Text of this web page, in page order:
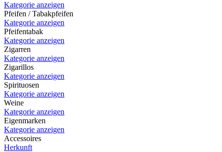
Kategorie anzeigen
Pfeifen / Tabakpfeifen
Kategorie anzeigen
Pfeifentabak
Kategorie anzeigen
Zigarren
Kategorie anzeigen
Zigarillos
Kategorie anzeigen
Spirituosen
Kategorie anzeigen
Weine
Kategorie anzeigen
Eigenmarken
Kategorie anzeigen
Accessoires
Herkunft